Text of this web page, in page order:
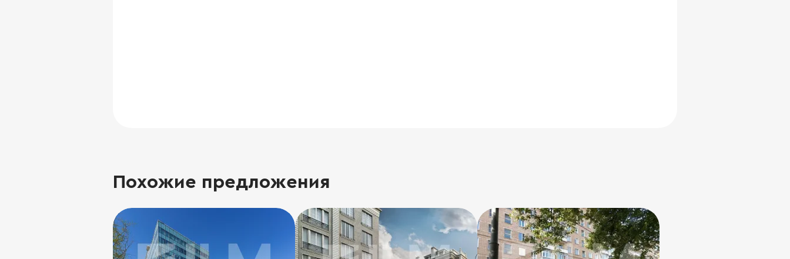
Похожие предложения